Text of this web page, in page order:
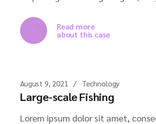
Read more
about this case
August 9, 2021 Technology
Large-scale Fishing
Lorem ipsum dolor sit amet,